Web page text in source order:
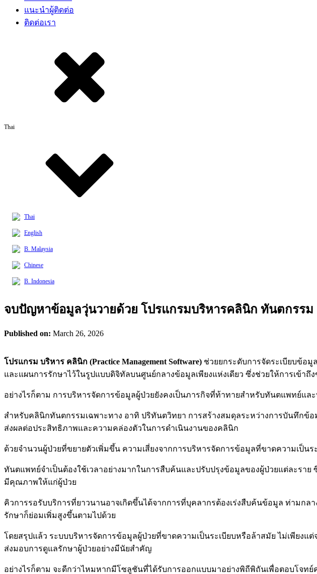
แนะนำผู้ติดต่อ
ติดต่อเรา
Thai
Thai
English
B. Malaysia
Chinese
B. Indonesia
จบปัญหาข้อมูลวุ่นวายด้วย โปรแกรมบริหารคลินิก ทันตกรรม
Published on: March 26, 2026
โปรแกรม บริหาร คลินิก (Practice Management Software) ช่วยยกระดับการจัดระเบียบข้อ
และแผนการรักษาไว้ในรูปแบบดิจิทัลบนศูนย์กลางข้อมูลเพียงแห่งเดียว ซึ่งช่วยให้การเข้า
อย่างไรก็ตาม การบริหารจัดการข้อมูลผู้ป่วยยังคงเป็นภารกิจที่ท้าทายสำหรับทันตแพทย์แ
สำหรับคลินิกทันตกรรมเฉพาะทาง อาทิ ปริทันตวิทยา การสร้างสมดุลระหว่างการบันทึก
ส่งผลต่อประสิทธิภาพและความคล่องตัวในการดำเนินงานของคลินิก
ด้วยจำนวนผู้ป่วยที่ขยายตัวเพิ่มขึ้น ความเสี่ยงจากการบริหารจัดการข้อมูลที่ขาดความเป็น
ทันตแพทย์จำเป็นต้องใช้เวลาอย่างมากในการสืบค้นและปรับปรุงข้อมูลของผู้ป่วยแต่ละรา
มีคุณภาพให้แก่ผู้ป่วย
คิวการรอรับบริการที่ยาวนานอาจเกิดขึ้นได้จากการที่บุคลากรต้องเร่งสืบค้นข้อมูล ท่ามก
รักษาก็ย่อมเพิ่มสูงขึ้นตามไปด้วย
โดยสรุปแล้ว ระบบบริหารจัดการข้อมูลผู้ป่วยที่ขาดความเป็นระเบียบหรือล้าสมัย ไม่เพียง
ส่งมอบการดูแลรักษาผู้ป่วยอย่างมีนัยสำคัญ
อย่างไรก็ตาม จะดีกว่าไหมหากมีโซลูชันที่ได้รับการออกแบบมาอย่างพิถีพิถันเพื่อตอบโจท